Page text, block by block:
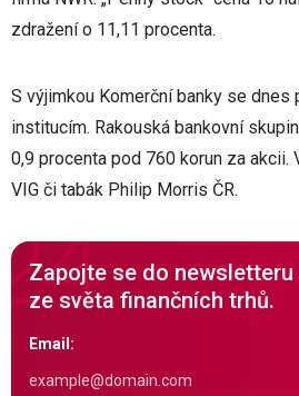
zdražení o 11,11 procenta.
S výjimkou Komerční banky se dnes
institucím. Rakouská bankovní
0,9 procenta pod 760 korun za akcii.
VIG či tabák Philip Morris ČR.
Zapojte se do newsletteru
ze světa finančních trhů.
Email: